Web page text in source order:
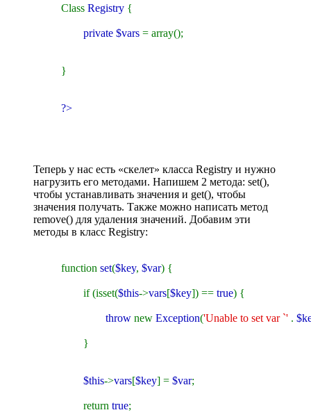
Class Registry {
private $vars = array();
}
?>
Теперь у нас есть «скелет» класса Registry и нужно
нагрузить его методами. Напишем 2 метода: set(),
чтобы устанавливать значения и get(), чтобы
значения получать. Также можно написать метод
remove() для удаления значений. Добавим эти
методы в класс Registry:
function set($key, $var) {
if (isset($this->vars[$key]) == true) {
throw new Exception('Unable to set var `' .
}
$this->vars[$key] = $var;
return true;